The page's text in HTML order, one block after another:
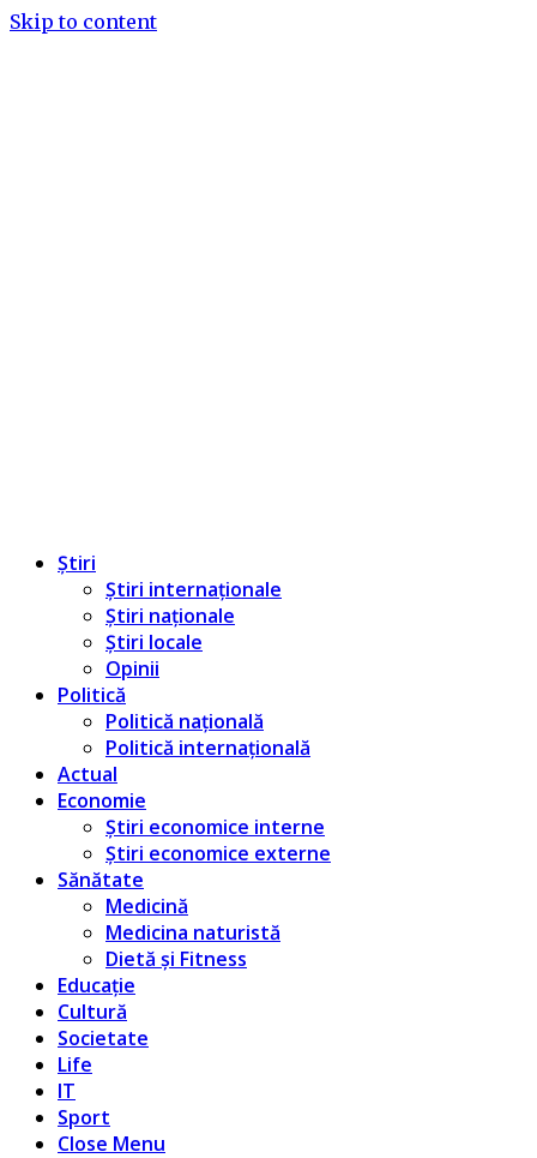
Skip to content
Știri
Știri internaționale
Știri naționale
Știri locale
Opinii
Politică
Politică națională
Politică internațională
Actual
Economie
Știri economice interne
Știri economice externe
Sănătate
Medicină
Medicina naturistă
Dietă și Fitness
Educație
Cultură
Societate
Life
IT
Sport
Close Menu